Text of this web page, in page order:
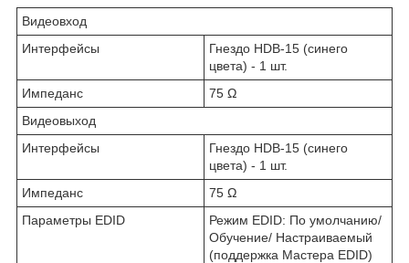
Видеовход
Интерфейсы
Гнездо HDB-15 (синего
цвета) - 1 шт.
Импеданс
75 Ω
Видеовыход
Интерфейсы
Гнездо HDB-15 (синего
цвета) - 1 шт.
Импеданс
75 Ω
Параметры EDID
Режим EDID: По умолчанию/
Обучение/ Настраиваемый
(поддержка Мастера EDID)